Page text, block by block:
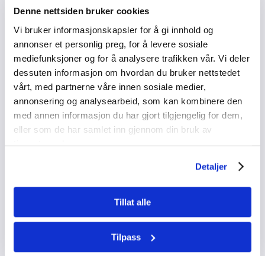
Denne nettsiden bruker cookies
Vi bruker informasjonskapsler for å gi innhold og
annonser et personlig preg, for å levere sosiale
mediefunksjoner og for å analysere trafikken vår. Vi deler
dessuten informasjon om hvordan du bruker nettstedet
vårt, med partnerne våre innen sosiale medier,
annonsering og analysearbeid, som kan kombinere den
med annen informasjon du har gjort tilgjengelig for dem,
eller som de har samlet inn gjennom din bruk av
Detaljer
Tillat alle
Tilpass
komme utenom Internasjonal Uke om skolen heller
ønsker det!
Vi har frivillige som kan komme på besøk over hele
Norge
Ønsker dere å holde foredragene/øvelsene selv?
Bestill presentasjonslenke og manus her!
Vi tilbyr også en rekkeundervisningsopplegg, filmer og
som kan brukes i undervisningen samt